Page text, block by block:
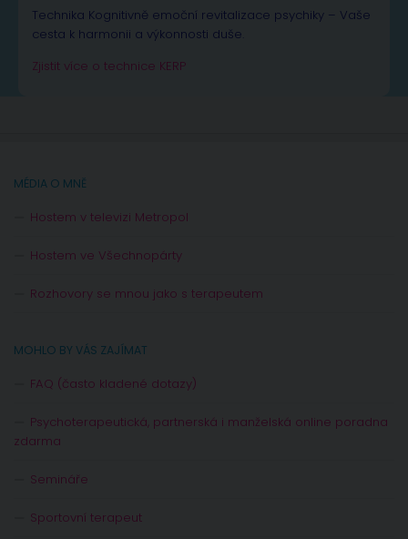
Technika Kognitivně emoční revitalizace psychiky – Vaše
cesta k harmonii a výkonnosti duše.
Zjistit více o technice KERP
MÉDIA O MNĚ
Hostem v televizi Metropol
Hostem ve Všechnopárty
Rozhovory se mnou jako s terapeutem
MOHLO BY VÁS ZAJÍMAT
FAQ (často kladené dotazy)
Psychoterapeutická, partnerská i manželská online poradna
zdarma
Semináře
Sportovní terapeut